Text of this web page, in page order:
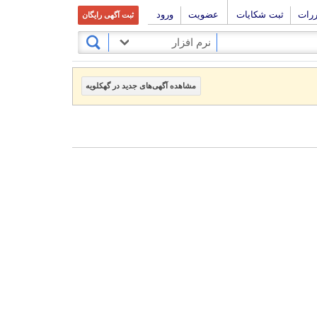
ثبت شکایات عضویت ورود ثبت آگهی رایگان
نرم افزار
مشاهده آگهی‌های جدید در گهکلویه